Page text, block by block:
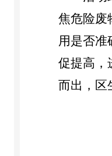
焦危险废
用是否准
促提高，
而出，区